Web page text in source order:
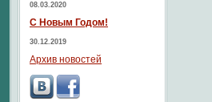
08.03.2020
С Новым Годом!
30.12.2019
Архив новостей